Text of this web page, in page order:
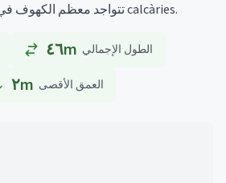
تتواجد معظم الكهوف في calcàries.
٤٦m الطول الإجمالي
٢m العمق الأقصى